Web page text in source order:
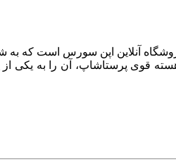
قوی پرستاشاپ، آن را به یکی از